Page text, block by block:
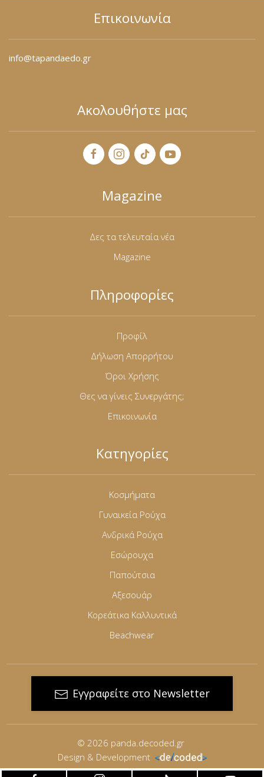
Επικοινωνία
info@tapandaedo.gr
Ακολουθήστε μας
Magazine
Δες τα τελευταία νέα
Magazine
Πληροφορίες
Προφίλ
Δήλωση Απορρήτου
Όροι Χρήσης
Θες να γίνεις Συνεργάτης;
Επικοινωνία
Κατηγορίες
Κοσμήματα
Γυναικεία Ρούχα
Ανδρικά Ρούχα
Εσώρουχα
Παπούτσια
Αξεσουάρ
Κορεάτικα Καλλυντικά
Beachwear
Εγγραφείτε στο Newsletter
© 2026 panda.decoded.gr
Design & Development